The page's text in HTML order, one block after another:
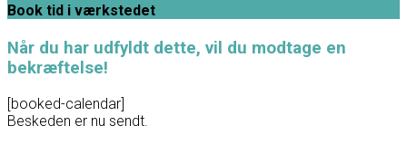
Book tid i værkstedet
Når du har udfyldt dette, vil du modtage en
bekræftelse!
[booked-calendar]
Beskeden er nu sendt.